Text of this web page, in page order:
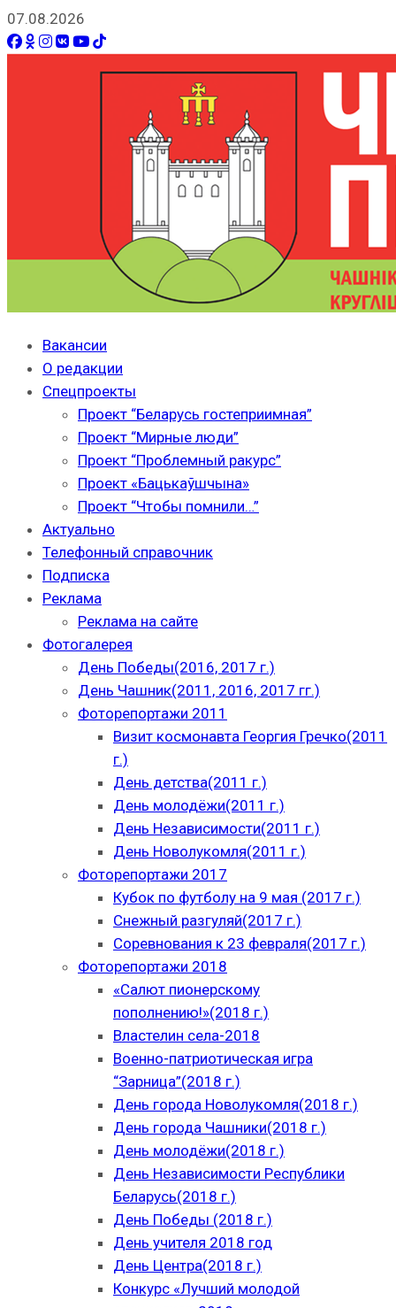
07.08.2026
Вакансии
О редакции
Спецпроекты
Проект “Беларусь гостеприимная”
Проект “Мирные люди”
Проект “Проблемный ракурс”
Проект «Бацькаўшчына»
Проект “Чтобы помнили…”
Актуально
Телефонный справочник
Подписка
Реклама
Реклама на сайте
Фотогалерея
День Победы(2016, 2017 г.)
День Чашник(2011, 2016, 2017 гг.)
Фоторепортажи 2011
Визит космонавта Георгия Гречко(2011
г.)
День детства(2011 г.)
День молодёжи(2011 г.)
День Независимости(2011 г.)
День Новолукомля(2011 г.)
Фоторепортажи 2017
Кубок по футболу на 9 мая (2017 г.)
Снежный разгуляй(2017 г.)
Соревнования к 23 февраля(2017 г.)
Фоторепортажи 2018
«Салют пионерскому
пополнению!»(2018 г.)
Властелин села-2018
Военно-патриотическая игра
“Зарница”(2018 г.)
День города Новолукомля(2018 г.)
День города Чашники(2018 г.)
День молодёжи(2018 г.)
День Независимости Республики
Беларусь(2018 г.)
День Победы (2018 г.)
День учителя 2018 год
День Центра(2018 г.)
Конкурс «Лучший молодой